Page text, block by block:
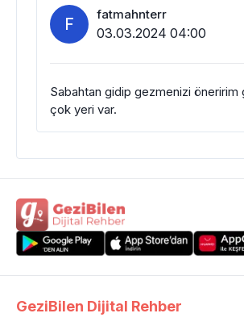
F fatmahnterr
03.03.2024 04:00
Sabahtan gidip gezmenizi öneririm
çok yeri var.
GeziBilen Dijital Rehber